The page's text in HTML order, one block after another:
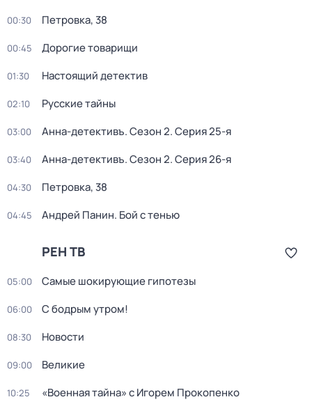
00:30 Петровка, 38
00:45 Дорогие товарищи
01:30 Настоящий детектив
02:10 Русские тайны
03:00 Анна-детективъ. Сезон 2. Серия 25-я
03:40 Анна-детективъ. Сезон 2. Серия 26-я
04:30 Петровка, 38
04:45 Андрей Панин. Бой с тенью
РЕН ТВ
05:00 Самые шoкиpующие гипотезы
06:00 С бодрым утром!
08:30 Новости
09:00 Великие
10:25 «Военная тайна» с Игорем Прокопенко